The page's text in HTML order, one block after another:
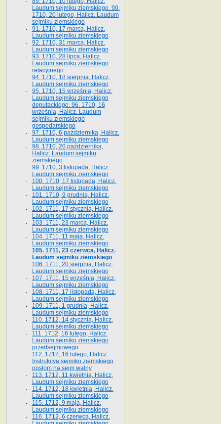
Laudum sejmiku ziemskiego. 90.
1710, 20 lutego, Halicz. Laudum
sejmiku ziemskiego
91. 1710, 17 marca, Halicz.
Laudum sejmiku ziemskiego
92. 1710, 31 marca, Halicz.
Laudum sejmiku ziemskiego
93. 1710, 28 lipca, Halicz.
Laudum sejmiku ziemskiego
relacyjnego
94. 1710, 18 sierpnia, Halicz.
Laudum sejmiku ziemskiego
95. 1710, 15 września, Halicz.
Laudum sejmiku ziemskiego
deputackiego. 96. 1710, 16
września, Halicz. Laudum
sejmiku ziemskiego
gospodarskiego
97. 1710, 6 października, Halicz.
Laudum sejmiku ziemskiego
98. 1710, 20 października,
Halicz. Laudum sejmiku
ziemskiego
99. 1710, 3 listopada, Halicz.
Laudum sejmiku ziemskiego
100. 1710, 17 listopada, Halicz.
Laudum sejmiku ziemskiego
101. 1710, 9 grudnia, Halicz.
Laudum sejmiku ziemskiego
102. 1711, 17 stycznia, Halicz.
Laudum sejmiku ziemskiego
103. 1711, 23 marca, Halicz.
Laudum sejmiku ziemskiego
104. 1711, 11 maja, Halicz.
Laudum sejmiku ziemskiego
105. 1711, 23 czerwca, Halicz.
Laudum sejmiku ziemskiego
106. 1711, 20 sierpnia, Halicz.
Laudum sejmiku ziemskiego
107. 1711, 15 września, Halicz.
Laudum sejmiku ziemskiego
108. 1711, 17 listopada, Halicz.
Laudum sejmiku ziemskiego
109. 1711, 1 grudnia, Halicz.
Laudum sejmiku ziemskiego
110. 1712, 14 stycznia, Halicz.
Laudum sejmiku ziemskiego
111. 1712, 16 lutego, Halicz.
Laudum sejmiku ziemskiego
przedsejmowego
112. 1712, 16 lutego, Halicz.
Instrukcya sejmiku ziemskiego
posłom na sejm walny
113. 1712, 11 kwietnia, Halicz.
Laudum sejmiku ziemskiego
114. 1712, 18 kwietnia, Halicz.
Laudum sejmiku ziemskiego
115. 1712, 9 maja, Halicz.
Laudum sejmiku ziemskiego
116. 1712, 6 czerwca, Halicz.